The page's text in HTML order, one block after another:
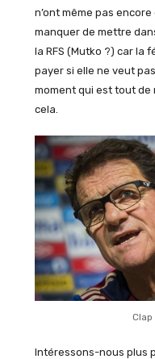
n’ont même pas
manquer de mettre
la RFS (Mutko ?) car la
payer si elle ne veut
moment qui est tout de
cela.
Intéressons-nous plus